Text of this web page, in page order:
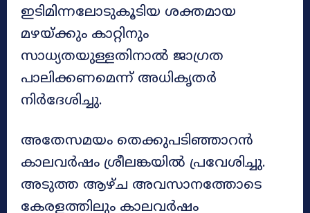
ഇടിമിന്നലോടുകൂടിയ ശക്തമായ
മഴയ്ക്കും കാറ്റിനും
സാധ്യതയുള്ളതിനാൽ ജാഗ്രത
പാലിക്കണമെന്ന് അധികൃതർ
നിർദേശിച്ചു.
അതേസമയം തെക്കുപടിഞ്ഞാറൻ
കാലവർഷം ശ്രീലങ്കയിൽ പ്രവേശിച്ചു.
അടുത്ത ആഴ്ച അവസാനത്തോടെ
കേരളത്തിലും കാലവർഷം